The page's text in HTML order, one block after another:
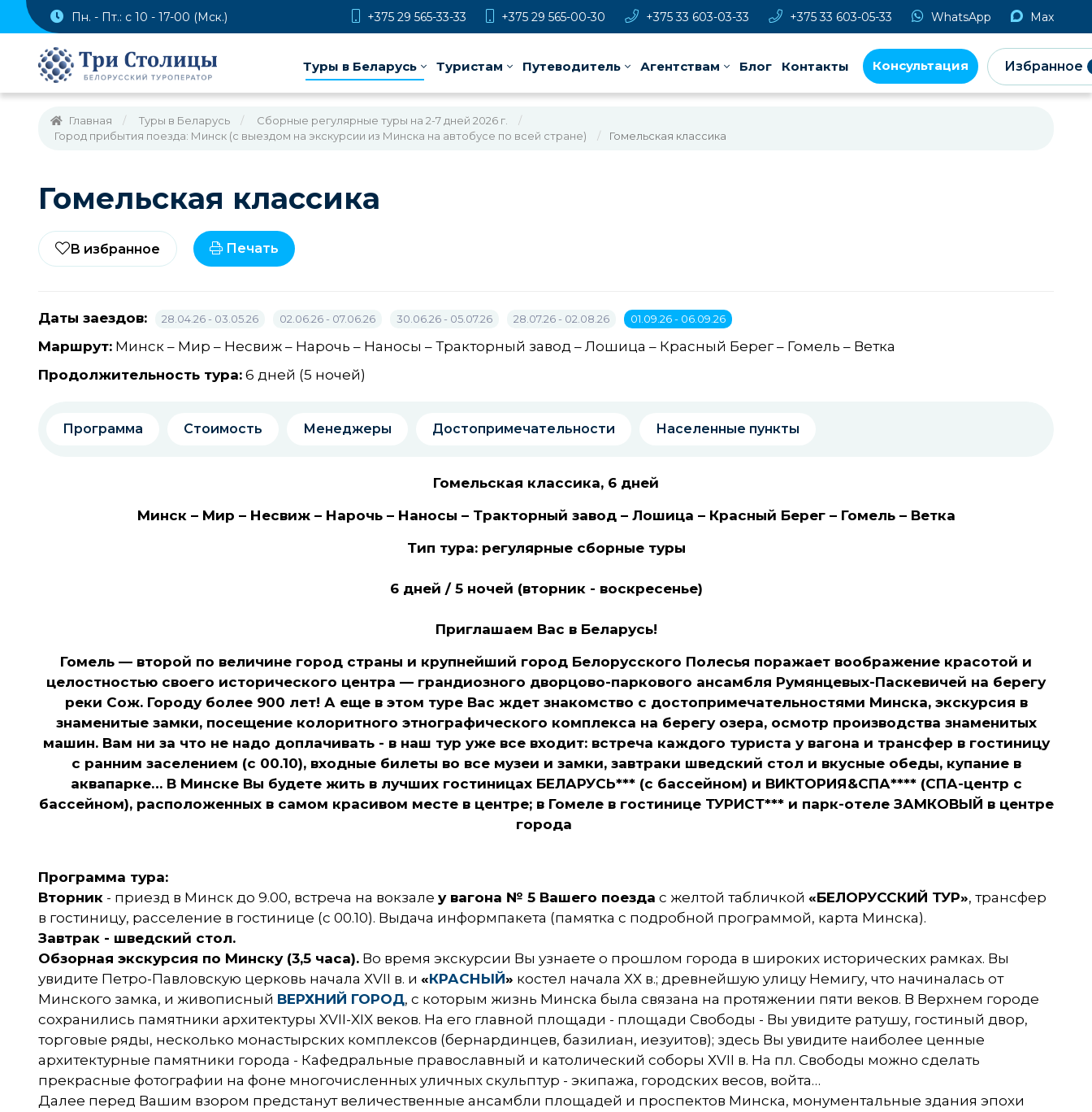
Пн. - Пт.: с 10 - 17-00 (Мск.) +375 29 565-33-33 +375 29 565-00-30 +375 33 603-03-33 +375 33 603-05-33 WhatsApp Max
Туры в Беларусь Туристам Путеводитель Агентствам Блог Контакты Консультация Избранное
Главная Туры в Беларусь
Cборные регулярные туры на 2-7 дней 2026 г.
Город прибытия поезда: Минск (с выездом на экскурсии из Минска на автобусе по всей стране)
Гомельская классика
Гомельская классика
В избранное Печать
Даты заездов: 28.04.26 - 03.05.26 02.06.26 - 07.06.26 30.06.26 - 05.07.26 28.07.26 - 02.08.26 01.09.26 - 06.09.26
Маршрут: Минск – Мир – Несвиж – Нарочь – Наносы – Тракторный завод – Лошица – Красный Берег – Гомель – Ветка
Продолжительность тура: 6 дней (5 ночей)
Программа Стоимость Менеджеры Достопримечательности Населенные пункты
Гомельская классика, 6 дней
Минск – Мир – Несвиж – Нарочь – Наносы – Тракторный завод – Лошица – Красный Берег – Гомель – Ветка
Тип тура: регулярные сборные туры
6 дней / 5 ночей (вторник - воскресенье)
Приглашаем Вас в Беларусь!
Гомель — вто­рой по величине го­род стра­ны и крупнейший го­род Белорусского Полесья по­ра­жа­ет воображение красотой и
целостностью своего исторического цен­тра — грандиозного дворцово-паркового ансамбля Румянцевых-Паскевичей на берегу
реки Сож. Городу более 900 лет! А еще в этом туре Вас ждет знакомство с достопримечательностями Минска, экскурсия в
знаменитые замки, посещение колоритного этнографического комплекса на берегу озера, осмотр производства знаменитых
машин. Вам ни за что не надо доплачивать - в наш тур уже все входит: встреча каждого туриста у вагона и трансфер в гостиницу
с ранним заселением (с 00.10), входные билеты во все музеи и замки, завтраки шведский стол и вкусные обеды, купание в
аквапарке… В Минске Вы будете жить в лучших гостиницах БЕЛАРУСЬ*** (с бассейном) и ВИКТОРИЯ&СПА**** (СПА-центр с
бассейном), расположенных в самом красивом месте в центре; в Гомеле в гостинице ТУРИСТ*** и парк-отеле ЗАМКОВЫЙ в центре
города
Программа тура:
Вторник - приезд в Минск до 9.00, встреча на вокзале у вагона № 5 Вашего поезда с желтой табличкой «БЕЛОРУССКИЙ ТУР», трансфер
в гостиницу, расселение в гостинице (с 00.10). Выдача информпакета (памятка с подробной программой, карта Минска).
Завтрак - шведский стол.
Обзорная экскурсия по Минску (3,5 часа). Во время экскурсии Вы узнаете о прошлом города в широких исторических рамках. Вы
увидите Петро-Павловскую церковь начала ХVII в. и «КРАСНЫЙ» костел начала ХХ в.; древнейшую улицу Немигу, что начиналась от
Минского замка, и живописный ВЕРХНИЙ ГОРОД, с которым жизнь Минска была связана на протяжении пяти веков. В Верхнем городе
сохранились памятники архитектуры XVII-XIX веков. На его главной площади - площади Свободы - Вы увидите ратушу, гостиный двор,
торговые ряды, несколько монастырских комплексов (бернардинцев, базилиан, иезуитов); здесь Вы увидите наиболее ценные
архитектурные памятники города - Кафедральные православный и католический соборы ХVII в. На пл. Свободы можно сделать
прекрасные фотографии на фоне многочисленных уличных скульптур - экипажа, городских весов, войта…
Далее перед Вашим взором предстанут величественные ансамбли площадей и проспектов Минска, монументальные здания эпохи